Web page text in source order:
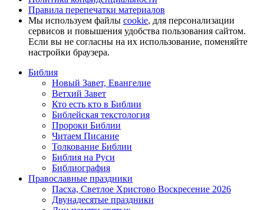
Правила перепечатки материалов
Мы используем файлы cookie, для персонализации
сервисов и повышения удобства пользования сайтом.
Если вы не согласны на их использование, поменяйте
настройки браузера.
Библия
Новый Завет, Евангелие
Ветхий Завет
Кто есть кто в Библии
Библейская текстология
Пророки Библии
Читаем Писание
Толкование Библии
Библия на Руси
Библиография
Православные праздники
Пасха, Светлое Христово Воскресение 2026
Двунадесятые праздники